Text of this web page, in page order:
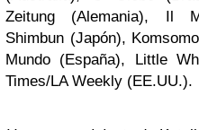
Zeitung (Alemania), Il
Shimbun (Japón),
Mundo (España), Little
Times/LA Weekly (EE.UU.).